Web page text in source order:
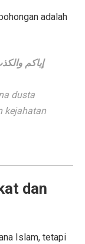
adalah
dusta
kejahatan
dan
Islam, tetapi